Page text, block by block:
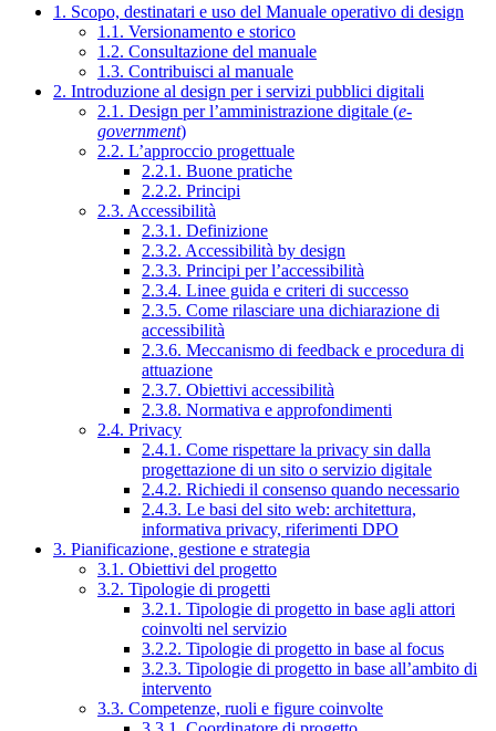
1. Scopo, destinatari e uso del Manuale operativo di design
1.1. Versionamento e storico
1.2. Consultazione del manuale
1.3. Contribuisci al manuale
2. Introduzione al design per i servizi pubblici digitali
2.1. Design per l’amministrazione digitale (e-
government)
2.2. L’approccio progettuale
2.2.1. Buone pratiche
2.2.2. Principi
2.3. Accessibilità
2.3.1. Definizione
2.3.2. Accessibilità by design
2.3.3. Principi per l’accessibilità
2.3.4. Linee guida e criteri di successo
2.3.5. Come rilasciare una dichiarazione di
accessibilità
2.3.6. Meccanismo di feedback e procedura di
attuazione
2.3.7. Obiettivi accessibilità
2.3.8. Normativa e approfondimenti
2.4. Privacy
2.4.1. Come rispettare la privacy sin dalla
progettazione di un sito o servizio digitale
2.4.2. Richiedi il consenso quando necessario
2.4.3. Le basi del sito web: architettura,
informativa privacy, riferimenti DPO
3. Pianificazione, gestione e strategia
3.1. Obiettivi del progetto
3.2. Tipologie di progetti
3.2.1. Tipologie di progetto in base agli attori
coinvolti nel servizio
3.2.2. Tipologie di progetto in base al focus
3.2.3. Tipologie di progetto in base all’ambito di
intervento
3.3. Competenze, ruoli e figure coinvolte